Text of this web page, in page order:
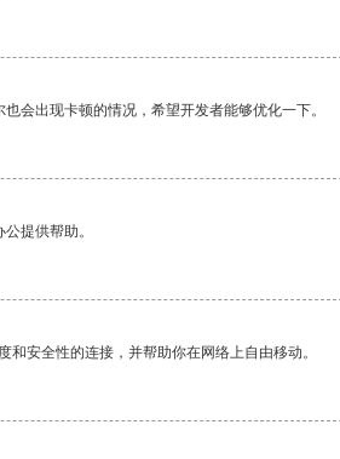
会出现卡顿的情况，希望开发者能够优化一下。
提供帮助。
安全性的连接，并帮助你在网络上自由移动。